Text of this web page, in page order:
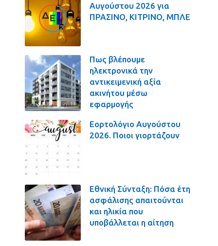
Αυγούστου 2026 για
ΠΡΑΣΙΝΟ, ΚΙΤΡΙΝΟ, ΜΠΛΕ
Πως βλέπουμε
ηλεκτρονικά την
αντικειμενική αξία
ακινήτου μέσω
εφαρμογής
Εορτολόγιο Αυγούστου
2026. Ποιοι γιορτάζουν
Εθνική Σύνταξη: Πόσα έτη
ασφάλισης απαιτούνται
και ηλικία που
υποβάλλεται η αίτηση